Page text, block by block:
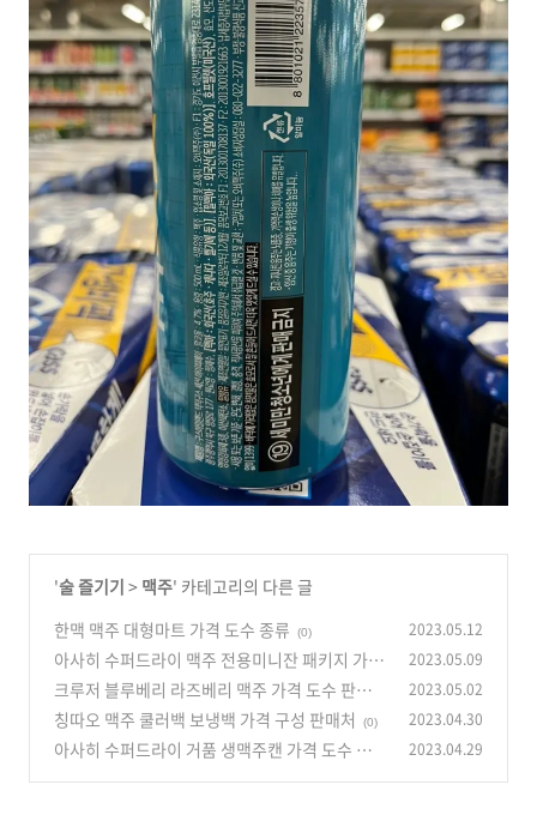
'술 즐기기 > 맥주' 카테고리의 다른 글
한맥 맥주 대형마트 가격 도수 종류
(0) 2023.05.12
아사히 수퍼드라이 맥주 전용미니잔 패키지 가격
구성 소개
(0)
2023.05.09
크루저 블루베리 라즈베리 맥주 가격 도수 판매
안내 (0)
2023.05.02
칭따오 맥주 쿨러백 보냉백 가격 구성 판매처 (0) 2023.04.30
아사히 수퍼드라이 거품 생맥주캔 가격 도수 파는
2023.04.29